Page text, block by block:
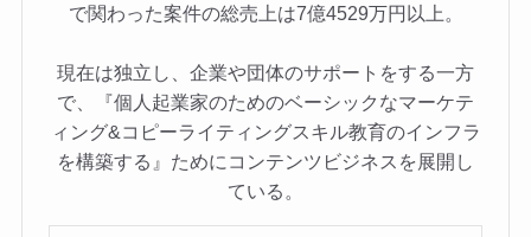
で関わった案件の総売上は7億4529万円以上。
現在は独立し、企業や団体のサポートをする一方
で、『個人起業家のためのベーシックなマーケテ
ィング&コピーライティングスキル教育のインフラ
を構築する』ためにコンテンツビジネスを展開し
ている。